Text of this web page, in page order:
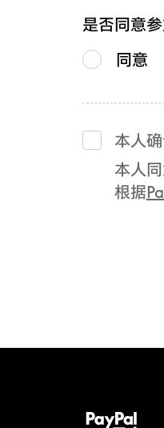
是否同意
同意
本人确
本人
根据